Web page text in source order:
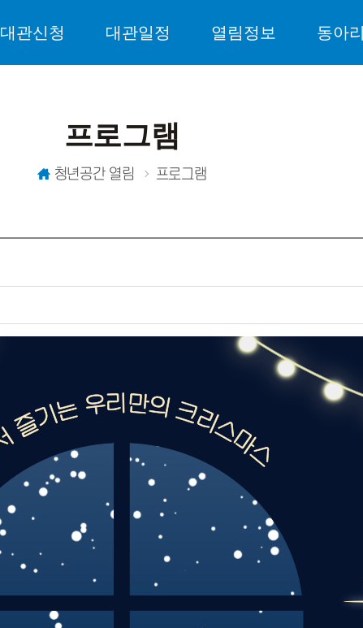
대관신청 대관일정 열림정보 동아리
프로그램
청년공간 열림 프로그램